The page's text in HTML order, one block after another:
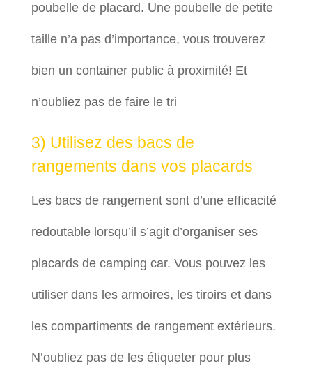
poubelle de placard. Une poubelle de petite
taille n’a pas d’importance, vous trouverez
bien un container public à proximité! Et
n’oubliez pas de faire le tri
3) Utilisez des bacs de
rangements dans vos placards
Les bacs de rangement sont d’une efficacité
redoutable lorsqu’il s’agit d’organiser ses
placards de camping car. Vous pouvez les
utiliser dans les armoires, les tiroirs et dans
les compartiments de rangement extérieurs.
N’oubliez pas de les étiqueter pour plus